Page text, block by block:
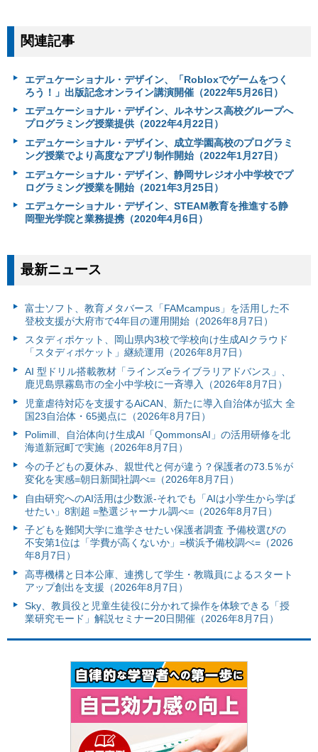
関連記事
エデュケーショナル・デザイン、「Robloxでゲームをつく
ろう！」出版記念オンライン講演開催（2022年5月26日）
エデュケーショナル・デザイン、ルネサンス高校グループへ
プログラミング授業提供（2022年4月22日）
エデュケーショナル・デザイン、成立学園高校のプログラミ
ング授業でより高度なアプリ制作開始（2022年1月27日）
エデュケーショナル・デザイン、静岡サレジオ小中学校でプ
ログラミング授業を開始（2021年3月25日）
エデュケーショナル・デザイン、STEAM教育を推進する静
岡聖光学院と業務提携（2020年4月6日）
最新ニュース
富⼠ソフト、教育メタバース「FAMcampus」を活用した不
登校支援が大府市で4年目の運用開始（2026年8月7日）
スタディポケット、岡山県内3校で学校向け生成AIクラウド
「スタディポケット」継続運用（2026年8月7日）
AI 型ドリル搭載教材「ラインズeライブラリアドバンス」、
鹿児島県霧島市の全小中学校に一斉導入（2026年8月7日）
児童虐待対応を支援するAiCAN、新たに導入自治体が拡大 全
国23自治体・65拠点に（2026年8月7日）
Polimill、自治体向け生成AI「QommonsAI」の活用研修を北
海道新冠町で実施（2026年8月7日）
今の子どもの夏休み、親世代と何が違う？保護者の73.5％が
変化を実感=朝日新聞社調べ=（2026年8月7日）
自由研究へのAI活用は少数派-それでも「AIは小学生から学ば
せたい」8割超 =塾選ジャーナル調べ=（2026年8月7日）
子どもを難関大学に進学させたい保護者調査 予備校選びの
不安第1位は「学費が高くないか」=横浜予備校調べ=（2026
年8月7日）
高専機構と日本公庫、連携して学生・教職員によるスタート
アップ創出を支援（2026年8月7日）
Sky、教員役と児童生徒役に分かれて操作を体験できる「授
業研究モード」解説セミナー20日開催（2026年8月7日）